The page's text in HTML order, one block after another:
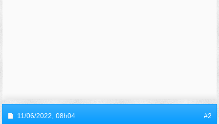
11/06/2022, 08h04 #2